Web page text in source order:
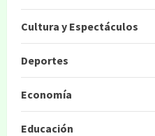
Cultura y Espectáculos
Deportes
Economía
Educación